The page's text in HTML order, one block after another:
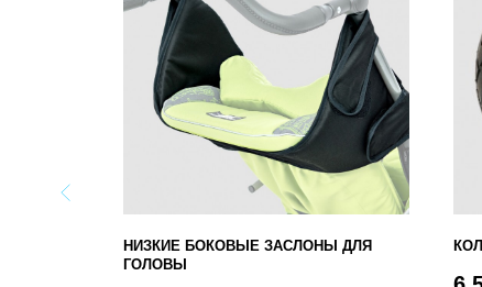
НИЗКИЕ БОКОВЫЕ ЗАСЛОНЫ ДЛЯ
ГОЛОВЫ